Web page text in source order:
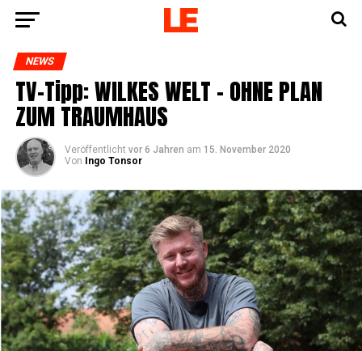
NEWS
TV-Tipp: WILKES WELT – OHNE PLAN
ZUM TRAUMHAUS
Veröffentlicht vor 6 Jahren am 15. November 2020
Von
Ingo Tonsor